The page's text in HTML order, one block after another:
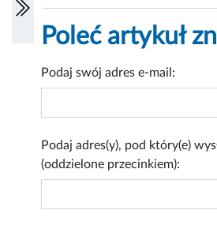
Poleć artykuł
Podaj swój adres e-mail:
Podaj adres(y), pod który(e)
(oddzielone przecinkiem):